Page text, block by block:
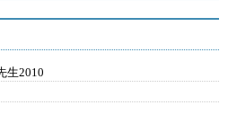
生2010